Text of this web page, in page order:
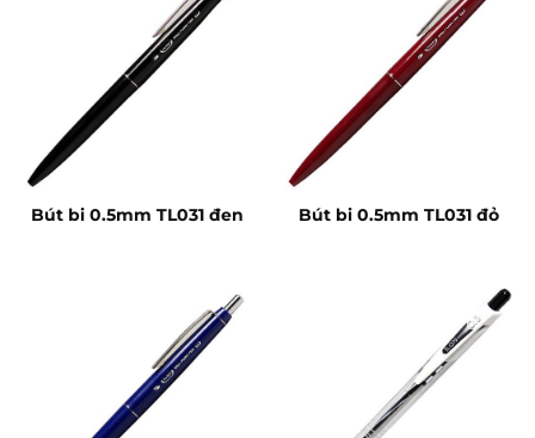
Bút bi 0.5mm TL031 đen Bút bi 0.5mm TL031 đỏ